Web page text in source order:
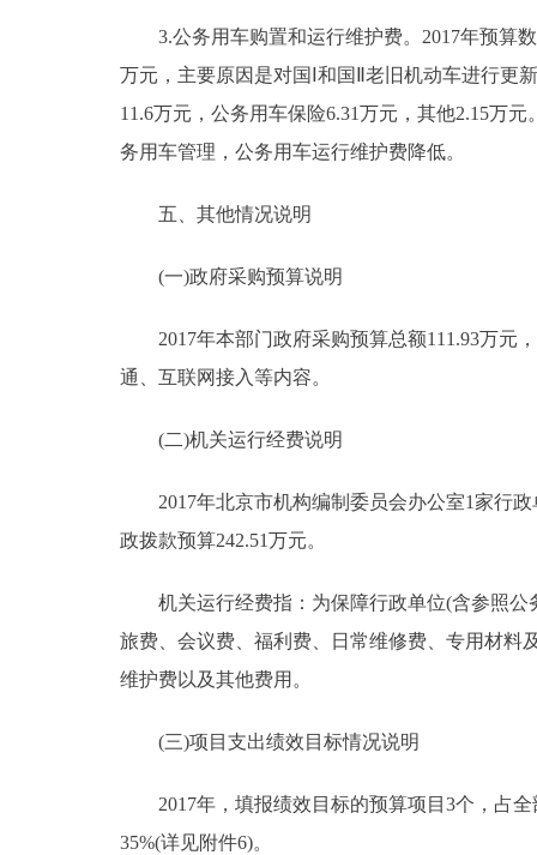
3.公务用车购置和运行维护费。2017年预算数
万元，主要原因是对国Ⅰ和国Ⅱ老旧机动车进行更
11.6万元，公务用车保险6.31万元，其他2.15万
务用车管理，公务用车运行维护费降低。
五、其他情况说明
(一)政府采购预算说明
2017年本部门政府采购预算总额111.93万元，
通、互联网接入等内容。
(二)机关运行经费说明
2017年北京市机构编制委员会办公室1家行政
政拨款预算242.51万元。
机关运行经费指：为保障行政单位(含参照公
旅费、会议费、福利费、日常维修费、专用材料
维护费以及其他费用。
(三)项目支出绩效目标情况说明
2017年，填报绩效目标的预算项目3个，占全
35%(详见附件6)。